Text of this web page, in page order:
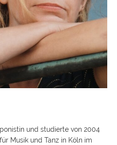
und studierte von 2004
Musik und Tanz in Köln im